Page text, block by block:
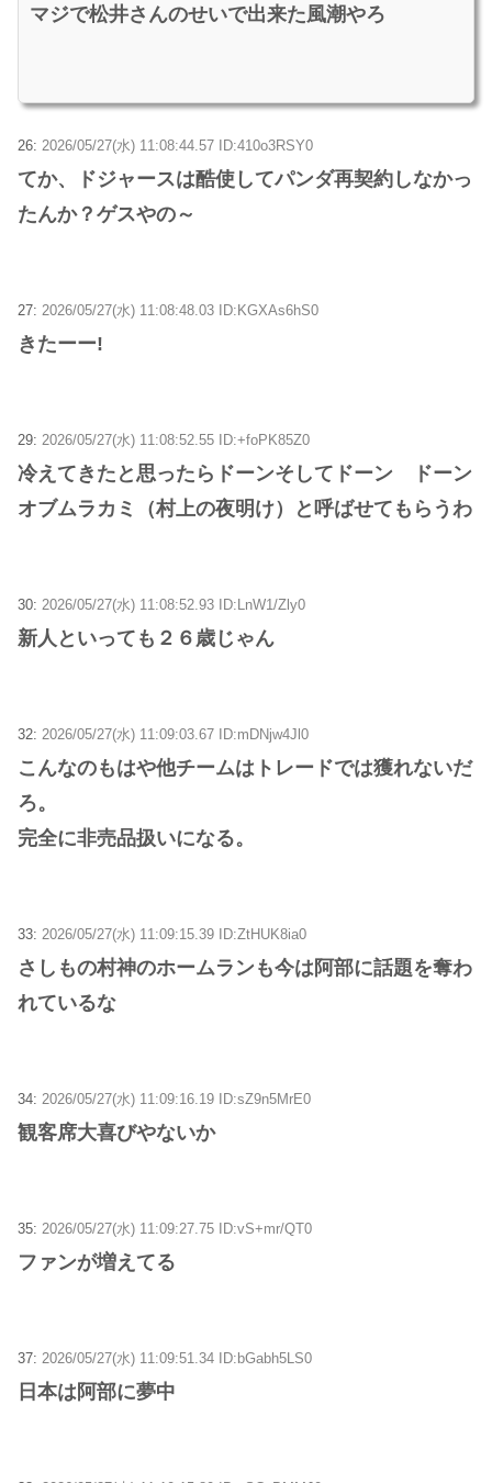
マジで松井さんのせいで出来た風潮やろ
26: 2026/05/27(水) 11:08:44.57 ID:410o3RSY0
てか、ドジャースは酷使してパンダ再契約しなかっ
たんか？ゲスやの～
27: 2026/05/27(水) 11:08:48.03 ID:KGXAs6hS0
きたーー!
29: 2026/05/27(水) 11:08:52.55 ID:+foPK85Z0
冷えてきたと思ったらドーンそしてドーン ドーン
オブムラカミ（村上の夜明け）と呼ばせてもらうわ
30: 2026/05/27(水) 11:08:52.93 ID:LnW1/Zly0
新人といっても２６歳じゃん
32: 2026/05/27(水) 11:09:03.67 ID:mDNjw4Jl0
こんなのもはや他チームはトレードでは獲れないだ
ろ。
完全に非売品扱いになる。
33: 2026/05/27(水) 11:09:15.39 ID:ZtHUK8ia0
さしもの村神のホームランも今は阿部に話題を奪わ
れているな
34: 2026/05/27(水) 11:09:16.19 ID:sZ9n5MrE0
観客席大喜びやないか
35: 2026/05/27(水) 11:09:27.75 ID:vS+mr/QT0
ファンが増えてる
37: 2026/05/27(水) 11:09:51.34 ID:bGabh5LS0
日本は阿部に夢中